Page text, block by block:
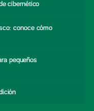
cibernético
conoce cómo
pequeños